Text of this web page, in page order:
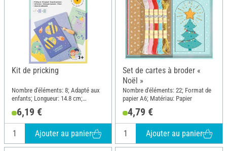
Kit de pricking
Nombre d'éléments: 8; Adapté aux
enfants; Longueur: 14.8 cm;
Largeur: 10.5 cm; Matériau: Papier,
Bois, Polyester (PES), Métal
6,19 €
Ajouter au panier
Set de cartes à broder «
Noël »
Nombre d'éléments: 22; Format de
papier A6; Matériau: Papier
4,79 €
Ajouter au panier